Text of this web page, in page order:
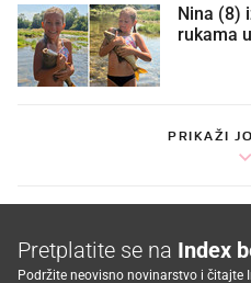
Nina (8)
rukama
PRIKAŽI
Pretplatite se na Index
Podržite neovisno novinarstvo i čitajte